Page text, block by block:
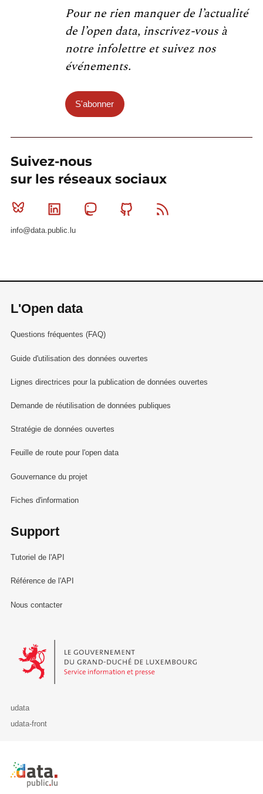
Pour ne rien manquer de l’actualité
de l’open data, inscrivez-vous à
notre infolettre et suivez nos
événements.
S'abonner
Suivez-nous
sur les réseaux sociaux
Bluesky Linkedin MastodonGithub
info@data.public.lu
L'Open data
Questions fréquentes (FAQ)
Guide d'utilisation des données ouvertes
Lignes directrices pour la publication de données ouvertes
Demande de réutilisation de données publiques
Stratégie de données ouvertes
Feuille de route pour l'open data
Gouvernance du projet
Fiches d'information
Support
Tutoriel de l'API
Référence de l'API
Nous contacter
Le Gouvernement du Grand-Duché de Luxembourg - Service
udata
udata-front
Retour à l'accueil de data.public.lu